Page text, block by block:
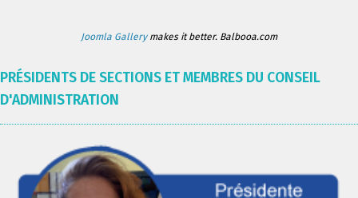
Joomla Gallerymakes it better. Balbooa.com
PRÉSIDENTS DE SECTIONS ET MEMBRES DU CONSEIL
D'ADMINISTRATION